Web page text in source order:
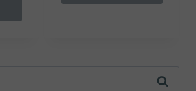
Sök